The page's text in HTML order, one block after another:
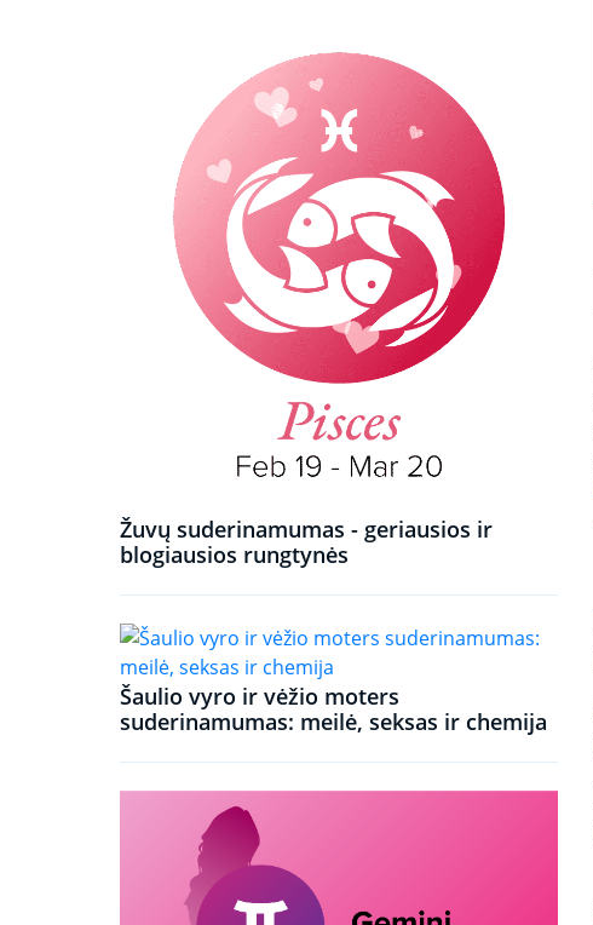
Žuvų suderinamumas - geriausios ir
blogiausios rungtynės
Šaulio vyro ir vėžio moters
suderinamumas: meilė, seksas ir chemija